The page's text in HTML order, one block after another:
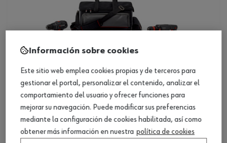
Set herramientas eléctricas M-CUBE ABS-
1/ABH-1/AWS
Información sobre cookies
Este sitio web emplea cookies propias y de terceros para
gestionar el portal, personalizar el contenido, analizar el
comportamiento del usuario y ofrecer funciones para
mejorar su navegación. Puede modificar sus preferencias
mediante la configuración de cookies habilitada, así como
obtener más información en nuestra política de cookies